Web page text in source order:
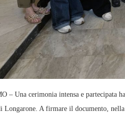
– Una cerimonia intensa e partecipata
Longarone. A firmare il documento,